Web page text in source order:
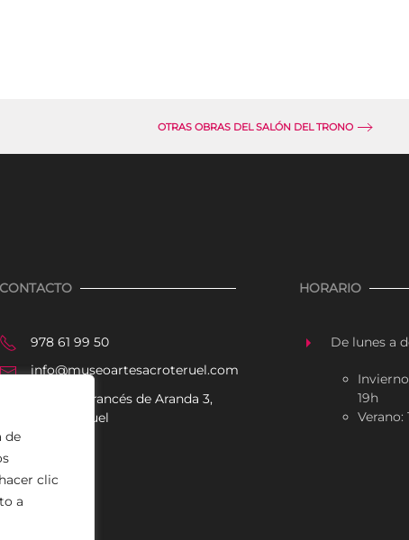
de
clic
a
OTRAS OBRAS DEL SALÓN DEL TRONO
CONTACTO
978 61 99 50
info@museoartesacroteruel.com
Pl. Vble. Francés de Aranda 3,
44001 Teruel
HORARIO
De lunes a
19h
Verano: